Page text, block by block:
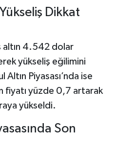
Dikkat
altın 4.542 dolar
yükseliş eğilimini
Piyasası’nda ise
fiyatı yüzde 0,7 artarak
yükseldi.
Son